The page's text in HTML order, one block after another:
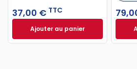
37,00 € TTC
Ajouter au panier
Code pénal 2027